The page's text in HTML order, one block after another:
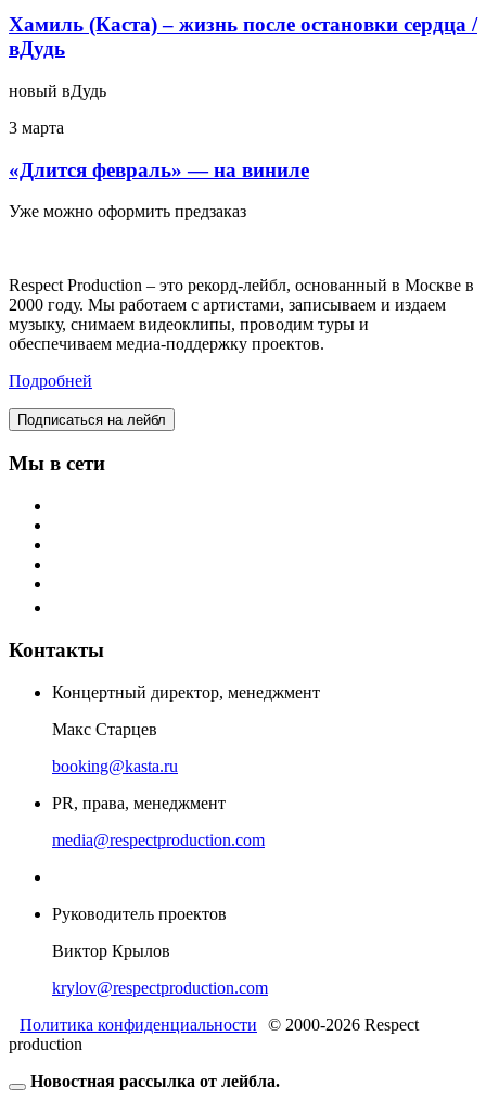
Хамиль (Каста) – жизнь после остановки сердца /
вДудь
новый вДудь
3 марта
«Длится февраль» — на виниле
Уже можно оформить предзаказ
Respect Production – это рекорд-лейбл, основанный в Москве в
2000 году. Мы работаем с артистами, записываем и издаем
музыку, снимаем видеоклипы, проводим туры и
обеспечиваем медиа-поддержку проектов.
Подробней
Подписаться на лейбл
Мы в сети
Контакты
Концертный директор, менеджмент
Макс Старцев
booking@kasta.ru
PR, права, менеджмент
media@respectproduction.com
Руководитель проектов
Виктор Крылов
krylov@respectproduction.com
Политика конфиденциальности
© 2000-2026 Respect
production
Новостная рассылка от лейбла.